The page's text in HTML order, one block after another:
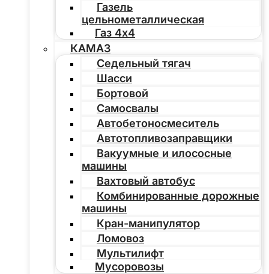
Газель
цельнометаллическая
Газ 4х4
КАМАЗ
Седельный тягач
Шасси
Бортовой
Самосвалы
Автобетоносмеситель
Автотопливозаправщики
Вакуумные и илососные
машины
Вахтовый автобус
Комбинированные дорожные
машины
Кран-манипулятор
Ломовоз
Мультилифт
Мусоровозы